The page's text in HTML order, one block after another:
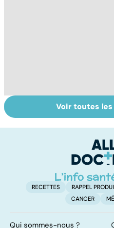
Tout savoir sur
les infections
Voir toutes
RECETTES RAPPEL
CANCER
Qui sommes-nous ?